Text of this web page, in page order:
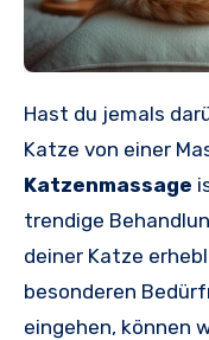
Hast du jemals darüber nachgedacht, ob deine
Katze von einer
Katzenmassage
trendige
deiner Katze
besonderen
eingehen, können